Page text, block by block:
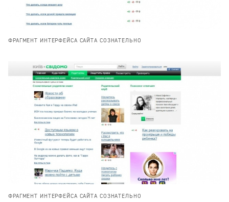
ФРАГМЕНТ ИНТЕРФЕЙСА САЙТА СОЗНАТЕЛЬНО
ФРАГМЕНТ ИНТЕРФЕЙСА САЙТА СОЗНАТЕЛЬНО